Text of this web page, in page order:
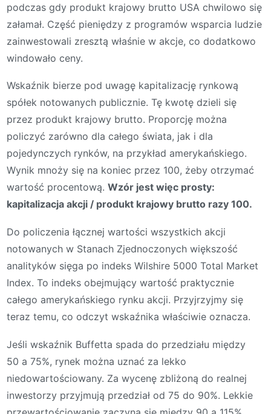
podczas gdy produkt krajowy brutto USA chwilowo się
załamał. Część pieniędzy z programów wsparcia ludzie
zainwestowali zresztą właśnie w akcje, co dodatkowo
windowało ceny.
Wskaźnik bierze pod uwagę kapitalizację rynkową
spółek notowanych publicznie. Tę kwotę dzieli się
przez produkt krajowy brutto. Proporcję można
policzyć zarówno dla całego świata, jak i dla
pojedynczych rynków, na przykład amerykańskiego.
Wynik mnoży się na koniec przez 100, żeby otrzymać
wartość procentową. Wzór jest więc prosty:
kapitalizacja akcji / produkt krajowy brutto razy 100.
Do policzenia łącznej wartości wszystkich akcji
notowanych w Stanach Zjednoczonych większość
analityków sięga po indeks Wilshire 5000 Total Market
Index. To indeks obejmujący wartość praktycznie
całego amerykańskiego rynku akcji. Przyjrzyjmy się
teraz temu, co odczyt wskaźnika właściwie oznacza.
Jeśli wskaźnik Buffetta spada do przedziału między
50 a 75%, rynek można uznać za lekko
niedowartościowany. Za wycenę zbliżoną do realnej
inwestorzy przyjmują przedział od 75 do 90%. Lekkie